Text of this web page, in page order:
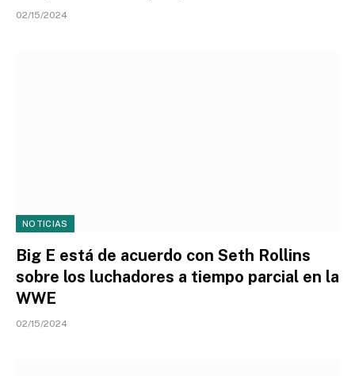
02/15/2024
NOTICIAS
Big E está de acuerdo con Seth Rollins
sobre los luchadores a tiempo parcial en la
WWE
02/15/2024